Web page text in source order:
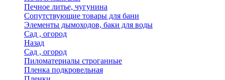
Печное литье, чугунина
Сопутствующие товары для бани
Элементы дымоходов, баки для воды
Сад , огород
Назад
Сад , огород
Пиломатериалы строганные
Пленка подкровельная